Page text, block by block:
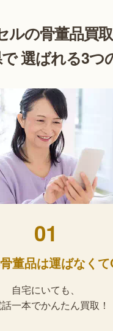
ルの骨董品買
選ばれる3つ
01
董品は運ばなく
自宅にいても、
一本でかんたん買取！